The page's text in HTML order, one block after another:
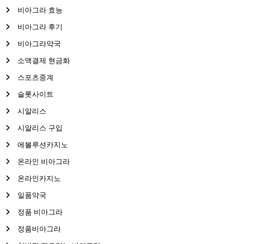
비아그라 효능
비아그라 후기
비아그라약국
소액결제 현금화
스포츠중계
슬롯사이트
시알리스
시알리스 구입
에볼루션카지노
온라인 비아그라
온라인카지노
일품약국
정품 비아그라
정품비아그라